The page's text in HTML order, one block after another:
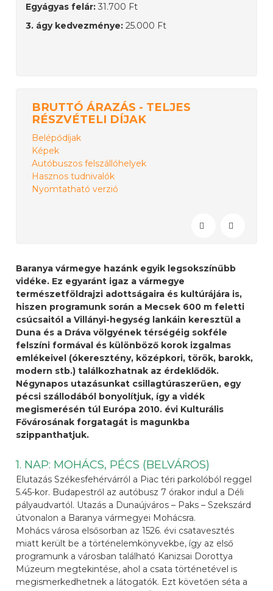
Egyágyas felár: 31.700 Ft
3. ágy kedvezménye: 25.000 Ft
BRUTTÓ ÁRAZÁS - TELJES
RÉSZVÉTELI DÍJAK
Belépődíjak
Képek
Autóbuszos felszállóhelyek
Hasznos tudnivalók
Nyomtatható verzió
Baranya vármegye hazánk egyik legsokszínűbb
vidéke. Ez egyaránt igaz a vármegye
természetföldrajzi adottságaira és kultúrájára is,
hiszen programunk során a Mecsek 600 m feletti
csúcsaitól a Villányi-hegység lankáin keresztül a
Duna és a Dráva völgyének térségéig sokféle
felszíni formával és különböző korok izgalmas
emlékeivel (ókeresztény, középkori, török, barokk,
modern stb.) találkozhatnak az érdeklődők.
Négynapos utazásunkat csillagtúraszerűen, egy
pécsi szállodából bonyolítjuk, így a vidék
megismerésén túl Európa 2010. évi Kulturális
Fővárosának forgatagát is magunkba
szippanthatjuk.
1. NAP: MOHÁCS, PÉCS (BELVÁROS)
Elutazás Székesfehérvárról a Piac téri parkolóból reggel
5.45-kor. Budapestről az autóbusz 7 órakor indul a Déli
pályaudvartól. Utazás a Dunaújváros – Paks – Szekszárd
útvonalon a Baranya vármegyei Mohácsra.
Mohács városa elsősorban az 1526. évi csatavesztés
miatt került be a történelemkönyvekbe, így az első
programunk a városban található Kanizsai Dorottya
Múzeum megtekintése, ahol a csata történetével is
megismerkedhetnek a látogatók. Ezt követően séta a